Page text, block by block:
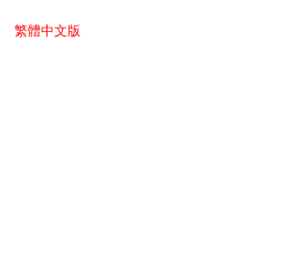
繁體中文版